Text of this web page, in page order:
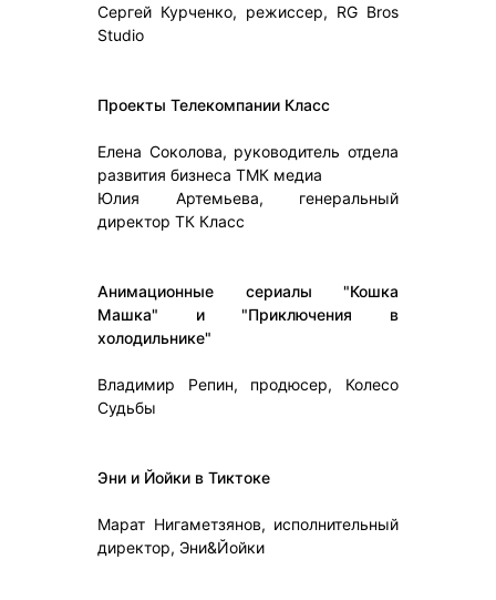
Сергей Курченко, режиссер, RG Bros
Studio
Проекты Телекомпании Класс
Елена Соколова, руководитель отдела
развития бизнеса ТМК медиа
Юлия Артемьева, генеральный
директор ТК Класс
Анимационные сериалы "Кошка
Машка" и "Приключения в
холодильнике"
Владимир Репин, продюсер, Колесо
Судьбы
Эни и Йойки в Тиктоке
Марат Нигаметзянов, исполнительный
директор, Эни&Йойки